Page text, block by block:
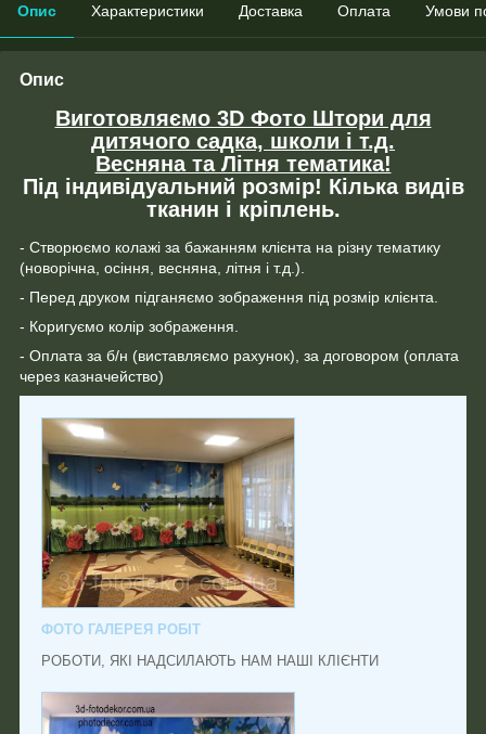
Опис Характеристики Доставка Оплата Умови
Опис
Виготовляємо 3D Фото Штори для
дитячого садка, школи і т.д.
Весняна та Літня тематика!
Під індивідуальний розмір! Кілька видів
тканин і кріплень.
- Створюємо колажі за бажанням клієнта на різну тематику
(новорічна, осіння, весняна, літня і т.д.).
- Перед друком підганяємо зображення під розмір клієнта.
- Коригуємо колір зображення.
- Оплата за б/н (виставляємо рахунок), за договором (оплата
через казначейство)
ФОТО ГАЛЕРЕЯ РОБІТ
РОБОТИ, ЯКІ НАДСИЛАЮТЬ НАМ НАШІ КЛІЄНТИ